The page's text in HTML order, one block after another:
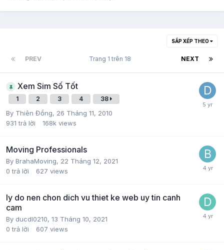
SẮP XẾP THEO
PREV NEXT
Trang 1 trên 18
Xem Sim Số Tốt
1 2 3 4 38
By Thiên Đồng, 26 Tháng 11, 2010
931 trả lời 168k views
Moving Professionals
By BrahaMoving, 22 Tháng 12, 2021
0 trả lời 627 views
ly do nen chon dich vu thiet ke web uy tin canh
cam
By ducdl0210, 13 Tháng 10, 2021
0 trả lời 607 views